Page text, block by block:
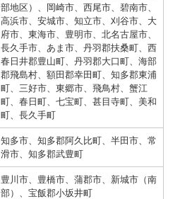
部地区）、岡崎市、西尾市、碧南市、
高浜市、安城市、知立市、刈谷市、大
府市、東海市、豊明市、北名古屋市、
長久手市、あま市、丹羽郡扶桑町、西
春日井郡豊山町、丹羽郡大口町、海部
郡飛島村、額田郡幸田町、知多郡東浦
町、三好市、東郷市、飛鳥村、蟹江
町、春日町、七宝町、甚目寺町、美和
町、長久手町
知多市、知多郡阿久比町、半田市、常
滑市、知多郡武豊町
豊川市、豊橋市、蒲郡市、新城市（南
部）、宝飯郡小坂井町